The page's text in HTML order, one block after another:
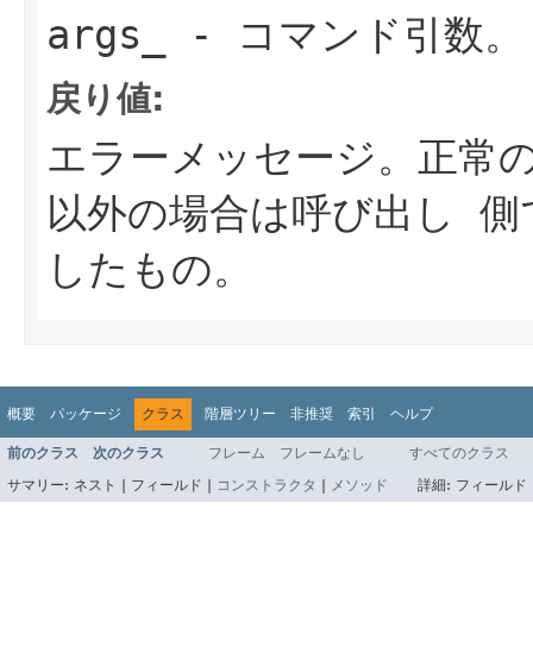
args_
- コマンド引数。
戻り値:
エラーメッセージ。正
以外の場合は呼び出し
したもの。
概要 パッケージ クラス 階層ツリー 非推奨 索引 ヘルプ
前のクラス 次のクラス フレーム フレームなし
すべてのクラス
サマリー: ネスト | フィールド | コンストラクタ メソッド 詳細: フィール